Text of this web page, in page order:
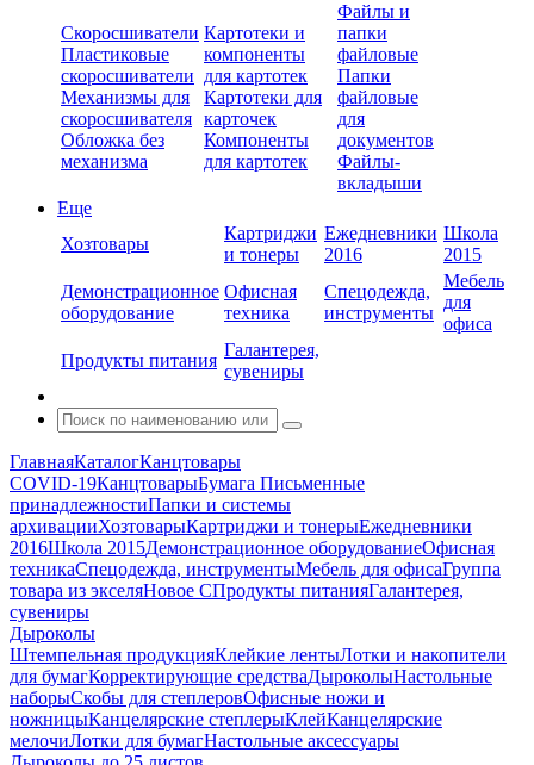
Скоросшиватели
Пластиковые
скоросшиватели
Механизмы для
скоросшивателя
Обложка без
механизма
Картотеки и
компоненты
для картотек
Картотеки для
карточек
Компоненты
для картотек
Файлы и
папки
файловые
Папки
файловые
для
документов
Файлы-
вкладыши
Еще
Хозтовары
Картриджи
и тонеры
Ежедневники
2016
Школа
2015
Демонстрационное
оборудование
Офисная
техника
Спецодежда,
инструменты
Мебель
для
офиса
Продукты питания
Галантерея,
сувениры
ГлавнаяКаталогКанцтовары
COVID-19КанцтоварыБумага Письменные
принадлежностиПапки и системы
архивацииХозтоварыКартриджи и тонерыЕжедневники
2016Школа 2015Демонстрационное оборудованиеОфисная
техникаСпецодежда, инструментыМебель для офисаГруппа
товара из экселяНовое СПродукты питанияГалантерея,
сувениры
Дыроколы
Штемпельная продукцияКлейкие лентыЛотки и накопители
для бумагКорректирующие средстваДыроколыНастольные
наборыСкобы для степлеровОфисные ножи и
ножницыКанцелярские степлерыКлейКанцелярские
мелочиЛотки для бумагНастольные аксессуары